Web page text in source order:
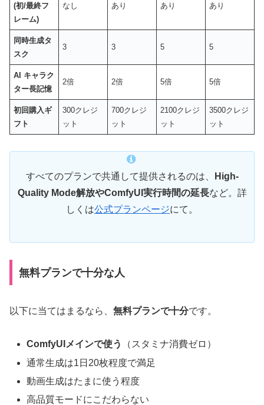
(初/最終フ
レーム)
なし あり あり あり
同時生成タ
スク
3 3 5 5
AI キャラク
ター長記憶
2倍 2倍 5倍 5倍
初回購入ギ
フト
300クレジ
ット
700クレジ
ット
2100クレジ
ット
3500クレジ
ット
すべてのプランで共通して提供されるのは、
High-
Quality Mode解放やComfyUI実行時間の延長など。詳
しくは公式プランページにて。
無料プランで十分な人
以下に当てはまるなら、 無料プランで十分です。
ComfyUIメインで使う
（スタミナ消費ゼロ）
通常生成は1日20枚程度で満足
動画生成はたまに使う程度
高品質モードにこだわらない